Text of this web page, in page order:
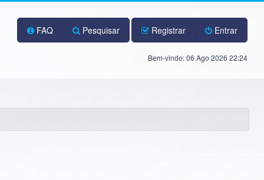
FAQ Pesquisar Registrar Entrar
Bem-vindo: 06 Ago 2026 22:24